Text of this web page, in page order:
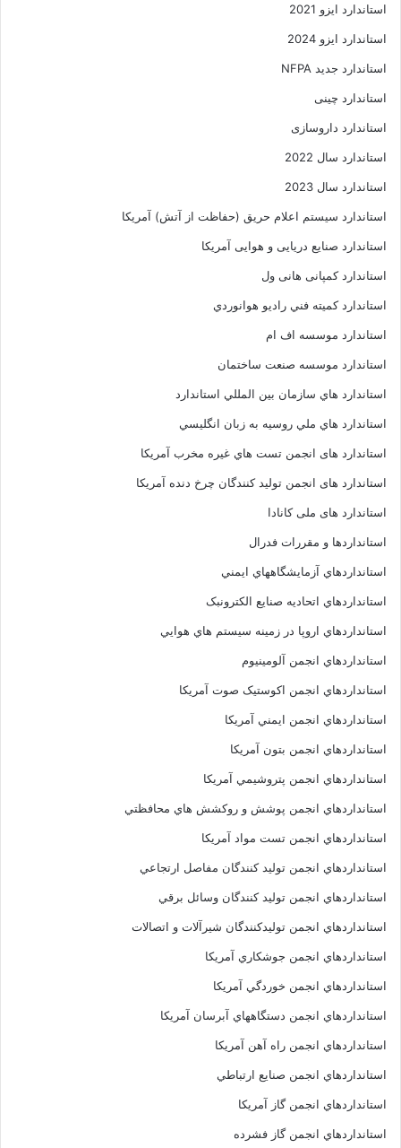
استاندارد ایزو 2021
استاندارد ایزو 2024
استاندارد جدید NFPA
استاندارد چینی
استاندارد داروسازی
استاندارد سال 2022
استاندارد سال 2023
استاندارد سیستم اعلام حریق (حفاظت از آتش) آمریکا
استاندارد صنایع دریایی و هوایی آمریکا
استاندارد کمپانی هانی ول
استاندارد کميته فني راديو هوانوردي
استاندارد موسسه اف ام
استاندارد موسسه صنعت ساختمان
استاندارد هاي سازمان بين المللي استاندارد
استاندارد هاي ملي روسيه به زبان انگليسي
استاندارد های انجمن تست هاي غيره مخرب آمريکا
استاندارد های انجمن توليد کنندگان چرخ دنده آمريکا
استاندارد های ملی کانادا
استانداردها و مقررات فدرال
استانداردهاي آزمايشگاههاي ايمني
استانداردهاي اتحاديه صنايع الکترونبک
استانداردهاي اروپا در زمينه سيستم هاي هوايي
استانداردهاي انجمن آلومينيوم
استانداردهاي انجمن اکوستيک صوت آمريکا
استانداردهاي انجمن ايمني آمريکا
استانداردهاي انجمن بتون آمريکا
استانداردهاي انجمن پتروشيمي آمريکا
استانداردهاي انجمن پوشش و روکشش هاي محافظتي
استانداردهاي انجمن تست مواد آمريکا
استانداردهاي انجمن توليد کنندگان مفاصل ارتجاعي
استانداردهاي انجمن توليد کنندگان وسائل برقي
استانداردهاي انجمن توليدکنندگان شيرآلات و اتصالات
استانداردهاي انجمن جوشکاري آمريکا
استانداردهاي انجمن خوردگي آمريکا
استانداردهاي انجمن دستگاههاي آبرسان آمريکا
استانداردهاي انجمن راه آهن آمريکا
استانداردهاي انجمن صنايع ارتباطي
استانداردهاي انجمن گاز آمريکا
استانداردهاي انجمن گاز فشرده